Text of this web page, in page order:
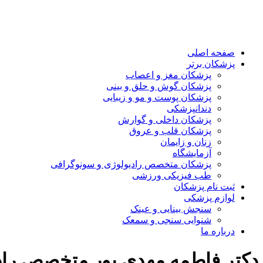
صفحه اصلی
پزشکان برتر
پزشکان مغز و اعصاب
پزشکان گوش و حلق و بینی
پزشکان پوست و مو و زیبایی
دندانپزشکی
پزشکان داخلی و گوارش
پزشکان قلب و عروق
زنان و زایمان
آزمایشگاه
پزشکان متخصص رادیولوژی و سونوگرافی
طب فیزیکی ورزشی
ثبت نام پزشکان
لوازم پزشکی
سنجش بینایی و عینک
شنوایی سنجی و سمعک
درباره ما